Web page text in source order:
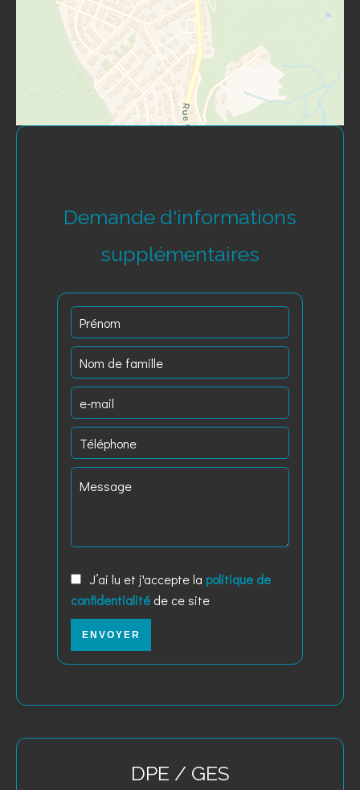
Demande d'informations
supplémentaires
J’ai lu et j'accepte la politique de
confidentialité de ce site
ENVOYER
DPE / GES